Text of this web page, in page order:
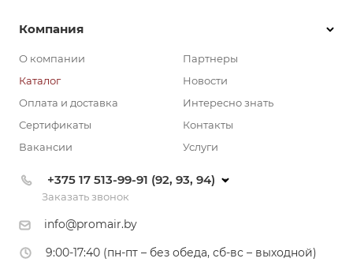
Компания
О компании
Каталог
Оплата и доставка
Сертификаты
Вакансии
Партнеры
Новости
Интересно знать
Контакты
Услуги
+375 17 513-99-91 (92, 93, 94)
Заказать звонок
info@promair.by
9:00-17:40 (пн-пт – без обеда, сб-вс – выходной)